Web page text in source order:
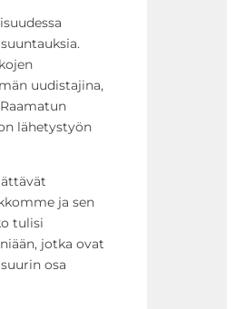
uudistajina,
lähetystyön
ja sen
tulisi
jotka ovat
osa